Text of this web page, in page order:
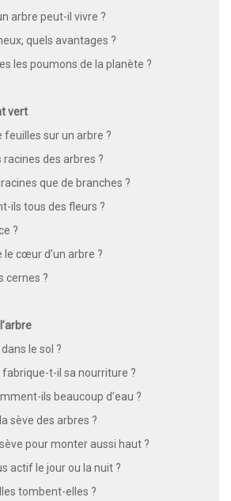
arbre peut-il vivre ?
quels avantages ?
les poumons de la planète ?
vert
feuilles sur un arbre ?
racines des arbres ?
que de branches ?
ils tous des fleurs ?
?
cœur d’un arbre ?
cernes ?
le sol ?
fabrique-t-il sa nourriture ?
ils beaucoup d’eau ?
sève des arbres ?
pour monter aussi haut ?
actif le jour ou la nuit ?
tombent-elles ?